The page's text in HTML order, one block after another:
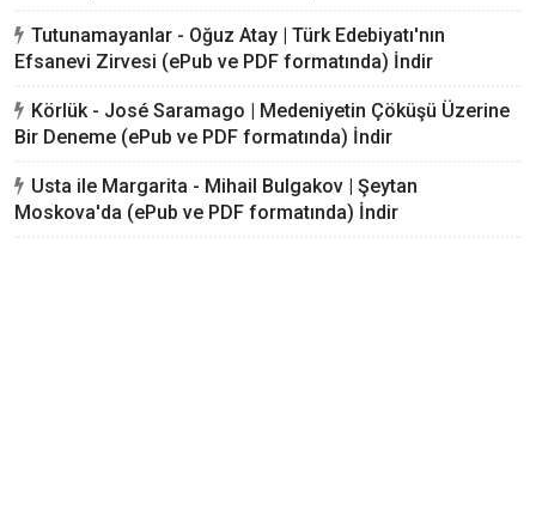
Tutunamayanlar - Oğuz Atay | Türk Edebiyatı'nın
Efsanevi Zirvesi (ePub ve PDF formatında) İndir
Körlük - José Saramago | Medeniyetin Çöküşü Üzerine
Bir Deneme (ePub ve PDF formatında) İndir
Usta ile Margarita - Mihail Bulgakov | Şeytan
Moskova'da (ePub ve PDF formatında) İndir